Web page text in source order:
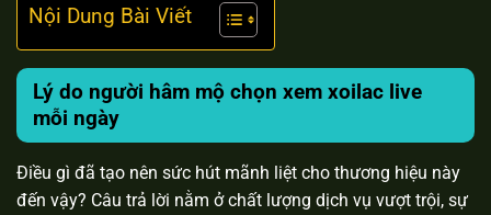
Nội Dung Bài Viết
Lý do người hâm mộ chọn xem xoilac live
mỗi ngày
Điều gì đã tạo nên sức hút mãnh liệt cho thương hiệu này
đến vậy? Câu trả lời nằm ở chất lượng dịch vụ vượt trội, sự